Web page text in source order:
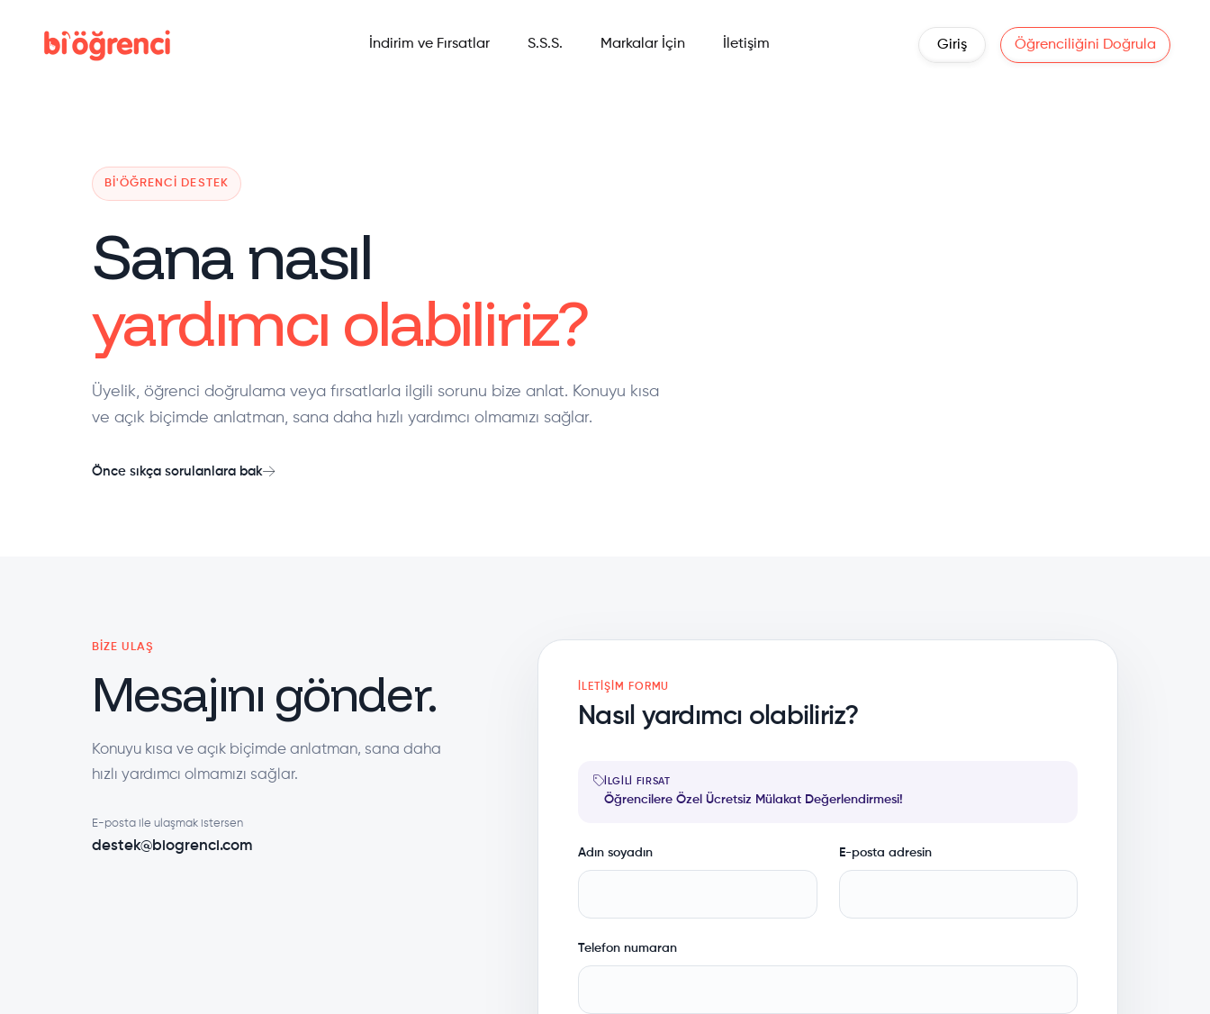
Giriş Öğrenciliğini Doğrula
İndirim ve Fırsatlar S.S.S. Markalar İçin İletişim
BI'ÖĞRENCI DESTEK
Sana nasıl
yardımcı olabiliriz?
Üyelik, öğrenci doğrulama veya fırsatlarla ilgili sorunu bize anlat. Konuyu kısa
ve açık biçimde anlatman, sana daha hızlı yardımcı olmamızı sağlar.
Önce sıkça sorulanlara bak
BIZE ULAŞ
Mesajını gönder.
Konuyu kısa ve açık biçimde anlatman, sana daha
hızlı yardımcı olmamızı sağlar.
E-posta ile ulaşmak istersen
destek@biogrenci.com
İLETIŞIM FORMU
Nasıl yardımcı olabiliriz?
İLGILI FIRSAT
Öğrencilere Özel Ücretsiz Mülakat Değerlendirmesi!
Adın soyadın E-posta adresin
Telefon numaran